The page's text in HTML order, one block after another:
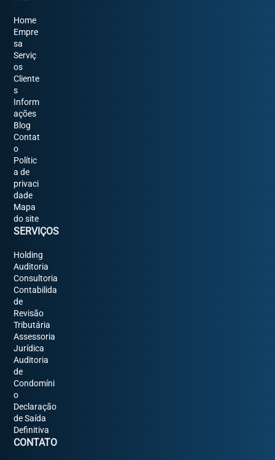
Home
Empre
sa
Serviç
os
Cliente
s
Inform
ações
Blog
Contat
o
Polític
a de
privaci
dade
Mapa
do site
SERVIÇOS
Holding
Auditoria
Consultoria
Contabilida
de
Revisão
Tributária
Assessoria
Jurídica
Auditoria
de
Condomíni
o
Declaração
de Saída
Definitiva
CONTATO